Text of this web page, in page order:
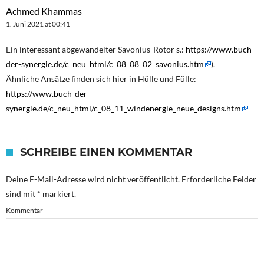
Achmed Khammas
1. Juni 2021 at 00:41
Ein interessant abgewandelter Savonius-Rotor s.: https://www.buch-
der-synergie.de/c_neu_html/c_08_08_02_savonius.htm
).
Ähnliche Ansätze finden sich hier in Hülle und Fülle:
https://www.buch-der-
synergie.de/c_neu_html/c_08_11_windenergie_neue_designs.htm
SCHREIBE EINEN KOMMENTAR
Deine E-Mail-Adresse wird nicht veröffentlicht. Erforderliche Felder
sind mit * markiert.
Kommentar